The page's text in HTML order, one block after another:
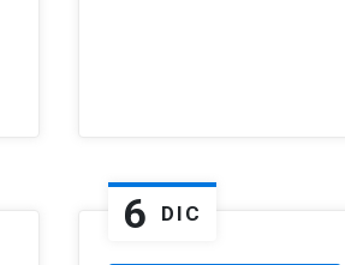
6 DIC